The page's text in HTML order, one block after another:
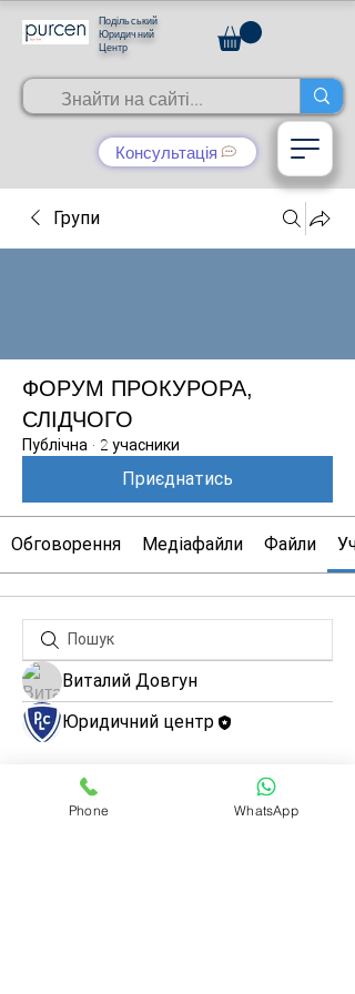
Подільський
Юридичний
Центр
Консультація
Групи
ФОРУМ ПРОКУРОРА,
СЛІДЧОГО
Публічна · 2 учасники
Приєднатись
Обговорення Медіафайли Файли
Виталий Довгун
Юридичний центр
Phone WhatsApp